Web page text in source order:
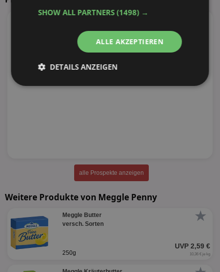
alle Prospekte anzeigen
Weitere Produkte von Meggle Penny
★
Meggle Butter
versch. Sorten
UVP 2,59 €
250g 10,36 € je kg
SHOW ALL PARTNERS(1498) →
ALLE AKZEPTIEREN
DETAILS ANZEIGEN
Unbedingt
Performance
Unklassifizierte
Targeting